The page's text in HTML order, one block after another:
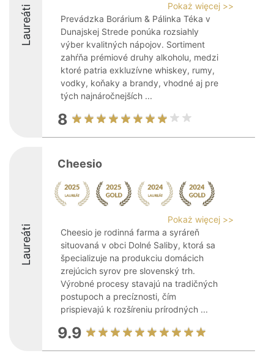
Laureáti
Pokaż więcej >>
Prevádzka Borárium & Pálinka Téka v
Dunajskej Strede ponúka rozsiahly
výber kvalitných nápojov. Sortiment
zahŕňa prémiové druhy alkoholu, medzi
ktoré patria exkluzívne whiskey, rumy,
vodky, koňaky a brandy, vhodné aj pre
tých najnáročnejších ...
8
Laureáti
Cheesio
Pokaż więcej >>
Cheesio je rodinná farma a syráreň
situovaná v obci Dolné Saliby, ktorá sa
špecializuje na produkciu domácich
zrejúcich syrov pre slovenský trh.
Výrobné procesy stavajú na tradičných
postupoch a precíznosti, čím
prispievajú k rozšíreniu prírodných ...
9.9